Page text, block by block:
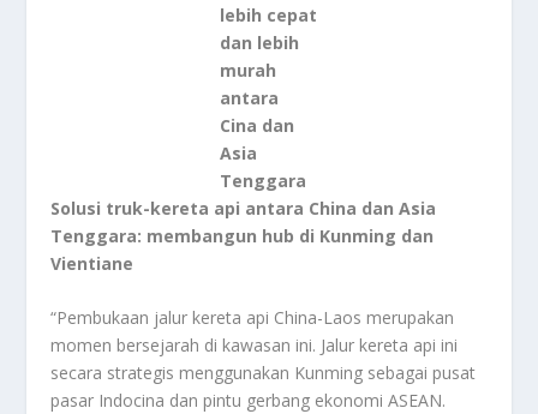
lebih cepat
dan lebih
murah
antara
Cina dan
Asia
Tenggara
Solusi truk-kereta api antara China dan Asia
Tenggara: membangun hub di Kunming dan
Vientiane
“Pembukaan jalur kereta api China-Laos merupakan
momen bersejarah di kawasan ini. Jalur kereta api ini
secara strategis menggunakan Kunming sebagai pusat
pasar Indocina dan pintu gerbang ekonomi ASEAN.